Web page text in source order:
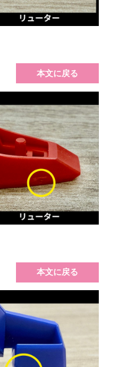
本文に戻る
本文に戻る